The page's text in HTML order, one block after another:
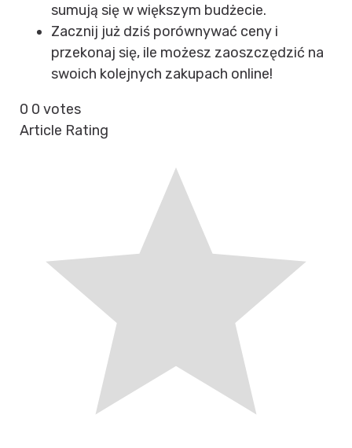
sumują się w większym budżecie.
Zacznij już dziś porównywać ceny i
przekonaj się, ile możesz zaoszczędzić na
swoich kolejnych zakupach online!
0 0 votes
Article Rating